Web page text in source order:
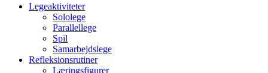
Legeaktiviteter
Sololege
Parallellege
Spil
Samarbejdslege
Refleksionsrutiner
Læringsfigurer